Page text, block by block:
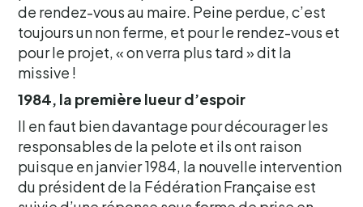
de rendez-vous au maire. Peine perdue, c’est
toujours un non ferme, et pour le rendez-vous et
pour le projet, « on verra plus tard » dit la
missive !
1984, la première lueur d’espoir
Il en faut bien davantage pour décourager les
responsables de la pelote et ils ont raison
puisque en janvier 1984, la nouvelle intervention
du président de la Fédération Française est